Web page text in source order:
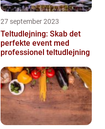
27 september 2023
Teltudlejning: Skab det
perfekte event med
professionel teltudlejning